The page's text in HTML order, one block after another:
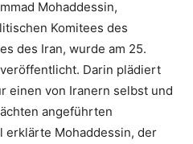
Mohaddessin,
Komitees des
des Iran, wurde am 25.
veröffentlicht. Darin plädiert
einen von Iranern selbst und
angeführten
erklärte Mohaddessin, der